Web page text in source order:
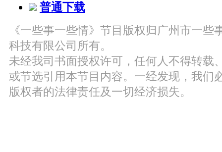
普通下载
《一些事一些情》节目版权归广州市一些
科技有限公司所有。
未经我司书面授权许可，任何人不得转载
或节选引用本节目内容。一经发现，我们
版权者的法律责任及一切经济损失。